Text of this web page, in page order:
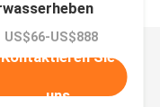
US$66-US$888
Kontaktieren Sie
uns